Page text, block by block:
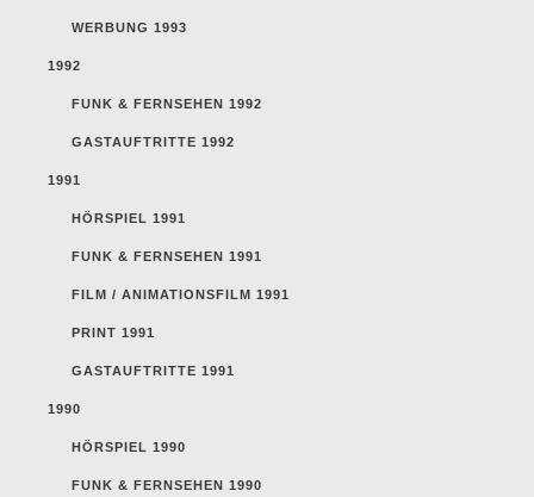
WERBUNG 1993
1992
FUNK & FERNSEHEN 1992
GASTAUFTRITTE 1992
1991
HÖRSPIEL 1991
FUNK & FERNSEHEN 1991
FILM / ANIMATIONSFILM 1991
PRINT 1991
GASTAUFTRITTE 1991
1990
HÖRSPIEL 1990
FUNK & FERNSEHEN 1990